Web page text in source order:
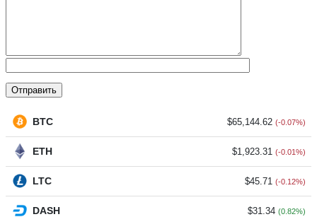
BTC $65,144.62 (-0.07%)
ETH $1,923.31 (-0.01%)
LTC $45.71 (-0.12%)
DASH $31.34 (0.82%)